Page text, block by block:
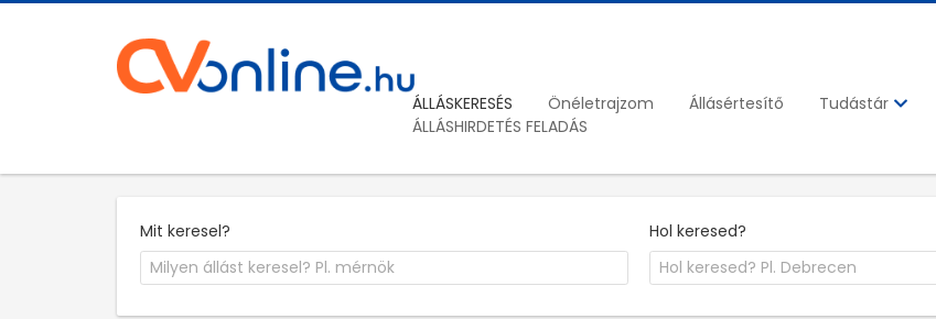
ÁLLÁSKERESÉS Önéletrajzom Állásértesítő Tudástár
ÁLLÁSHIRDETÉS FELADÁS
Mit keresel? Hol keresed?